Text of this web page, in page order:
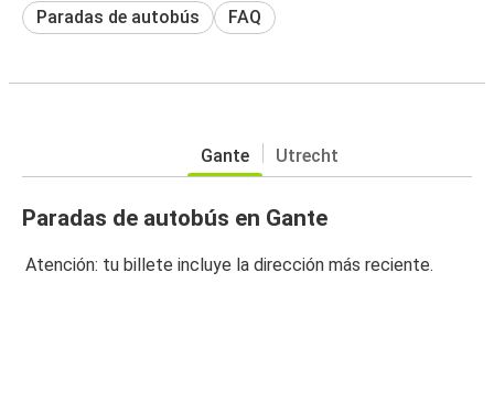
Paradas de autobús FAQ
Gante Utrecht
Paradas de autobús en Gante
Atención: tu billete incluye la dirección más reciente.